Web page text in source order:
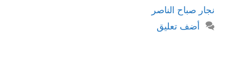
نجار صباح الناصر
أضف تعليق